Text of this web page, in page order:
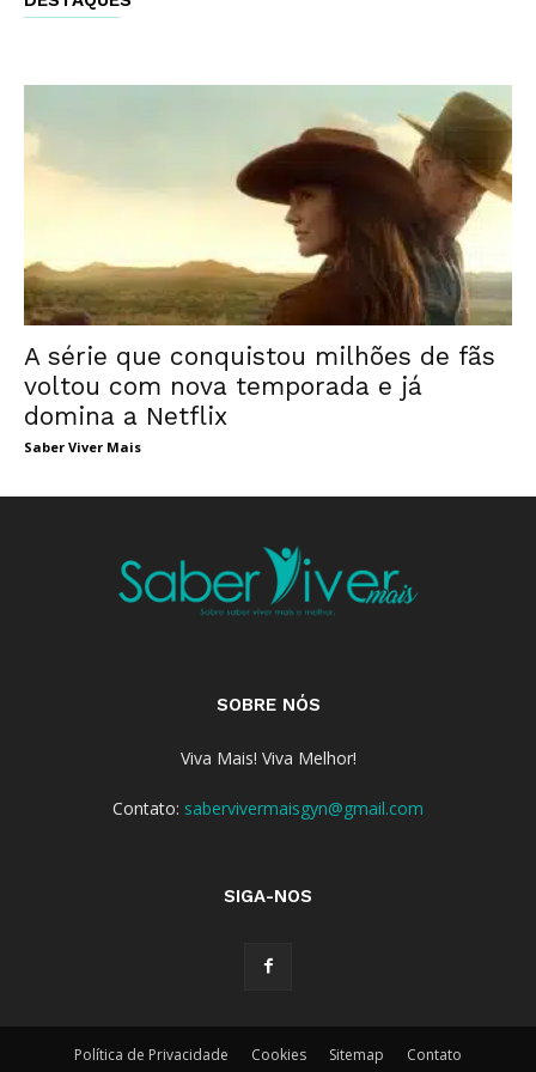
A série que conquistou milhões de fãs
voltou com nova temporada e já
domina a Netflix
Saber Viver Mais
SOBRE NÓS
Viva Mais! Viva Melhor!
Contato: sabervivermaisgyn@gmail.com
SIGA-NOS
Política de Privacidade Cookies Sitemap Contato